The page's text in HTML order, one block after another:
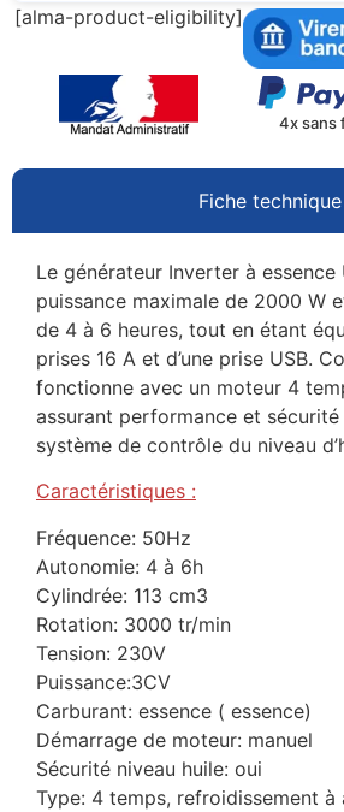
[alma-product-eligibility]
4x sans
Fiche technique
Le générateur Inverter à essence
puissance maximale de 2000 W
de 4 à 6 heures, tout en étant
prises 16 A et d’une prise USB.
fonctionne avec un moteur 4
assurant performance et
système de contrôle du niveau
Caractéristiques :
Fréquence: 50Hz
Autonomie: 4 à 6h
Cylindrée: 113 cm3
Rotation: 3000 tr/min
Tension: 230V
Puissance:3CV
Carburant: essence ( essence)
Démarrage de moteur: manuel
Sécurité niveau huile: oui
Type: 4 temps, refroidissement à